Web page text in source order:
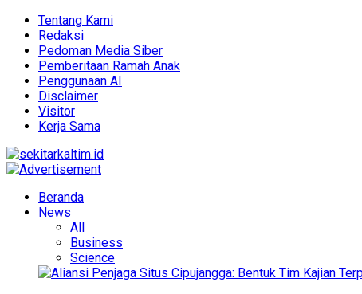
Tentang Kami
Redaksi
Pedoman Media Siber
Pemberitaan Ramah Anak
Penggunaan AI
Disclaimer
Visitor
Kerja Sama
Beranda
News
All
Business
Science